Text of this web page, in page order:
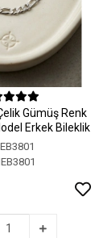
Gümüş Renk
Erkek Bileklik